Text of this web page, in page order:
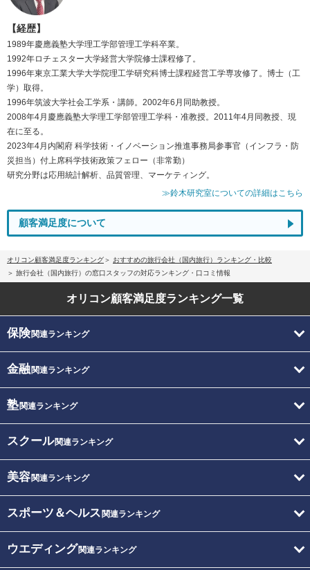
【経歴】
1989年慶應義塾大学理工学部管理工学科卒業。
1992年ロチェスター大学経営大学院修士課程修了。
1996年東京工業大学大学院理工学研究科博士課程経営工学専攻修了。博士（工
学）取得。
1996年筑波大学社会工学系・講師。2002年6月同助教授。
2008年4月慶應義塾大学理工学部管理工学科・准教授。2011年4月同教授、現
在に至る。
2023年4月内閣府 科学技術・イノベーション推進事務局参事官（インフラ・防
災担当）付上席科学技術政策フェロー（非常勤）
研究分野は応用統計解析、品質管理、マーケティング。
≫鈴木研究室についての詳細はこちら
顧客満足度について
オリコン顧客満足度ランキング
おすすめの旅行会社（国内旅行）ランキング・比較
旅行会社（国内旅行）の窓口スタッフの対応ランキング・口コミ情報
オリコン顧客満足度ランキング一覧
保険関連ランキング
金融関連ランキング
塾関連ランキング
スクール関連ランキング
美容関連ランキング
スポーツ＆ヘルス 関連ランキング
ウエディング関連ランキング